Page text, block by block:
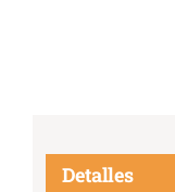
Detalles